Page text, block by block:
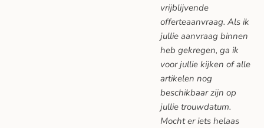
vrijblijvende
offerteaanvraag. Als ik
jullie aanvraag binnen
heb gekregen, ga ik
voor jullie kijken of alle
artikelen nog
beschikbaar zijn op
jullie trouwdatum.
Mocht er iets helaas